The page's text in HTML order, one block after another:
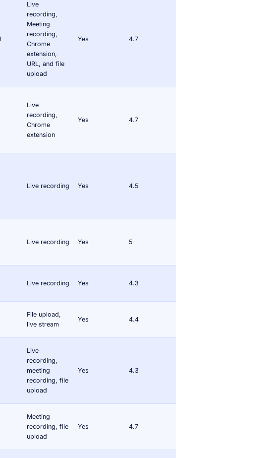
Live
recording,
Meeting
recording,
Chrome
extension,
URL, and file
upload
Yes 4.7
Live
recording,
Chrome
extension
Yes 4.7
Live recording Yes 4.5
Live recording Yes 5
Live recording Yes 4.3
File upload,
live stream
Yes 4.4
Live
recording,
meeting
recording, file
upload
Yes 4.3
Meeting
recording, file
upload
Yes 4.7